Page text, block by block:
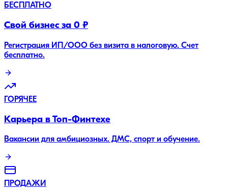
БЕСПЛАТНО
Свой бизнес за 0 ₽
Регистрация ИП/ООО без визита в налоговую. Счет
бесплатно.
ГОРЯЧЕЕ
Карьера в Топ-Финтехе
Вакансии для амбициозных. ДМС, спорт и обучение.
ПРОДАЖИ